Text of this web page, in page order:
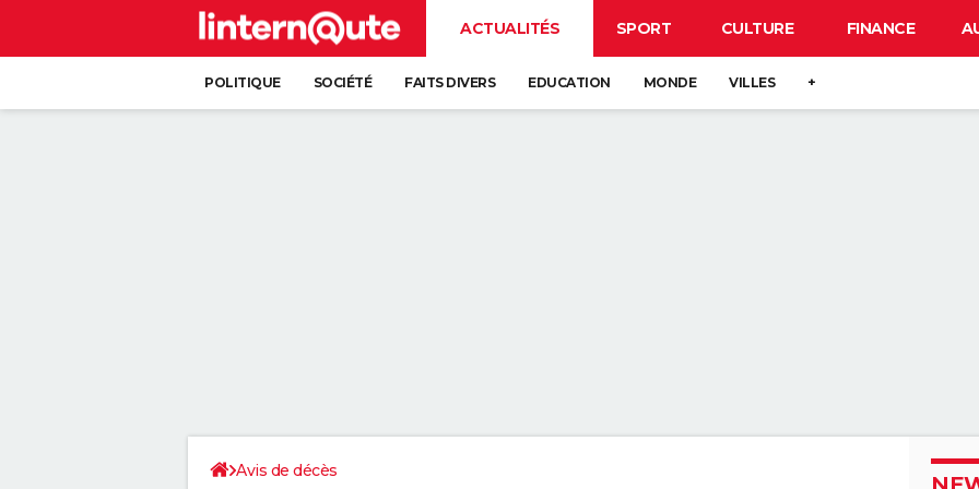
ACTUALITÉS SPORT CULTURE FINANCE
POLITIQUE SOCIÉTÉ FAITS DIVERS EDUCATION MONDE VILLES +
Avis de décès